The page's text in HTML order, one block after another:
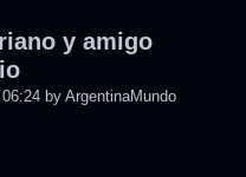
y amigo
by ArgentinaMundo